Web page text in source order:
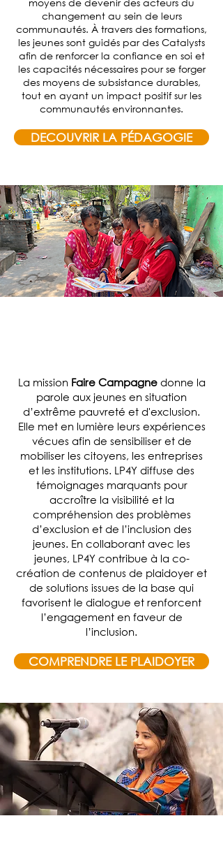
changement au sein de leurs
communautés. À travers des formations,
les jeunes sont guidés par des Catalysts
afin de renforcer la confiance en soi et
les capacités nécessaires pour se forger
des moyens de subsistance durables,
tout en ayant un impact positif sur les
communautés environnantes.
DECOUVRIR LA PÉDAGOGIE
La mission Faire Campagnedonne la
parole aux jeunes en situation
d’extrême pauvreté et d'exclusion.
Elle met en lumière leurs expériences
vécues afin de sensibiliser et de
mobiliser les citoyens, les entreprises
et les institutions. LP4Y diffuse des
témoignages marquants pour
accroître la visibilité et la
compréhension des problèmes
d’exclusion et de l’inclusion des
jeunes. En collaborant avec les
jeunes, LP4Y contribue à la co-
création de contenus de plaidoyer et
de solutions issues de la base qui
favorisent le dialogue et renforcent
l’engagement en faveur de
l’inclusion.
COMPRENDRE LE PLAIDOYER